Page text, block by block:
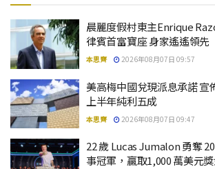
晨麗度假村東主Enrique
律賓首富寶座 身家遙遙領先
本思齊 2026年08月07日 09:57
美高梅中國兌現派息承諾 宣
上半年純利五成
本思齊 2026年08月07日 09:47
22 歲 Lucas Jumalon 勇奪
事冠軍，贏取1,000 萬美元